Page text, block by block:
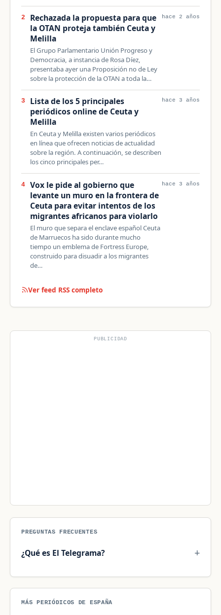
2
Rechazada la propuesta para que
la OTAN proteja también Ceuta y
Melilla
El Grupo Parlamentario Unión Progreso y
Democracia, a instancia de Rosa Díez,
presentaba ayer una Proposición no de Ley
sobre la protección de la OTAN a toda la…
hace 2 años
3
Lista de los 5 principales
periódicos online de Ceuta y
Melilla
En Ceuta y Melilla existen varios periódicos
en línea que ofrecen noticias de actualidad
sobre la región. A continuación, se describen
los cinco principales per…
hace 3 años
4
Vox le pide al gobierno que
levante un muro en la frontera de
Ceuta para evitar intentos de los
migrantes africanos para violarlo
El muro que separa el enclave español Ceuta
de Marruecos ha sido durante mucho
tiempo un emblema de Fortress Europe,
construido para disuadir a los migrantes
de…
hace 3 años
Ver feed RSS completo
PUBLICIDAD
PREGUNTAS FRECUENTES
¿Qué es El Telegrama?
MÁS PERIÓDICOS DE ESPAÑA